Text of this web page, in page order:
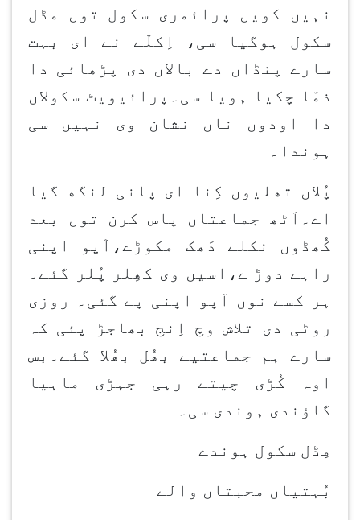
نہیں کویں پرائمری سکول توں مڈل
سکول ہوگیا سی، اِکلّے نے ای بہت
سارے پنڈاں دے بالاں دی پڑھائی دا
ذمّا چکیا ہویا سی۔پرائیویٹ سکولاں
دا اودوں ناں نشان وی نہیں سی
ہوندا۔
پُلاں تھلیوں کِنا ای پانی لنگھ گیا
اے۔اَٹھ جماعتاں پاس کرن توں بعد
کُھڈوں نکلے دَھک مکوڑے،آپو اپنی
راہے دوڑ ے،اسیں وی کھِلر پُلر گئے۔
ہر کسے نوں آپو اپنی پے گئی۔ روزی
روٹی دی تلاش وچ اِنج بھاجڑ پئی کہ
سارے ہم جماعتیے بھُل بھُلا گئے۔بس
اوہ کُڑی چیتے رہی جہڑی ماہیا
گاؤندی ہوندی سی۔
مِڈل سکول ہوندے
بُہتیاں محبتاں والے